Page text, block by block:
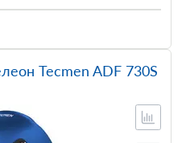
Tecmen ADF 730S